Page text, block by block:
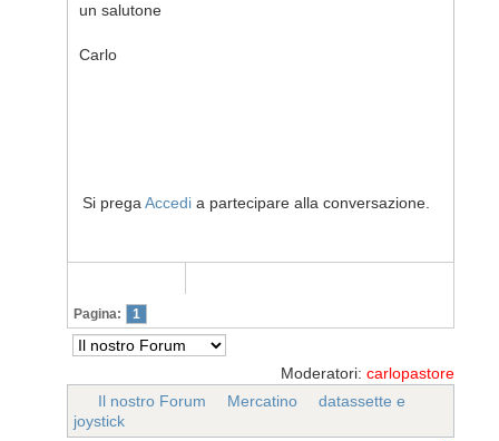
un salutone
Carlo
Si prega Accedi a partecipare alla conversazione.
Pagina: 1
Moderatori: carlopastore
Il nostro Forum
Mercatino
datassette e
joystick